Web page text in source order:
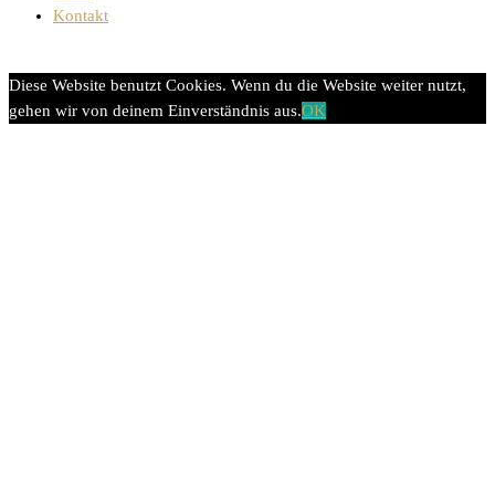
Kontakt
Diese Website benutzt Cookies. Wenn du die Website weiter nutzt,
gehen wir von deinem Einverständnis aus.OK